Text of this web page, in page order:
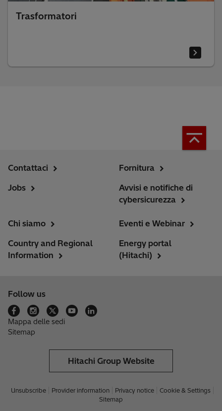
Trasformatori
Contattaci
Jobs
Fornitura
Avvisi e notifiche di
cybersicurezza
Chi siamo
Country and Regional
Information
Eventi e Webinar
Energy portal
(Hitachi)
Follow us
Mappa delle sedi
Sitemap
Hitachi Group Website
Unsubscribe Provider information Privacy notice
Cookie & Settings
Sitemap